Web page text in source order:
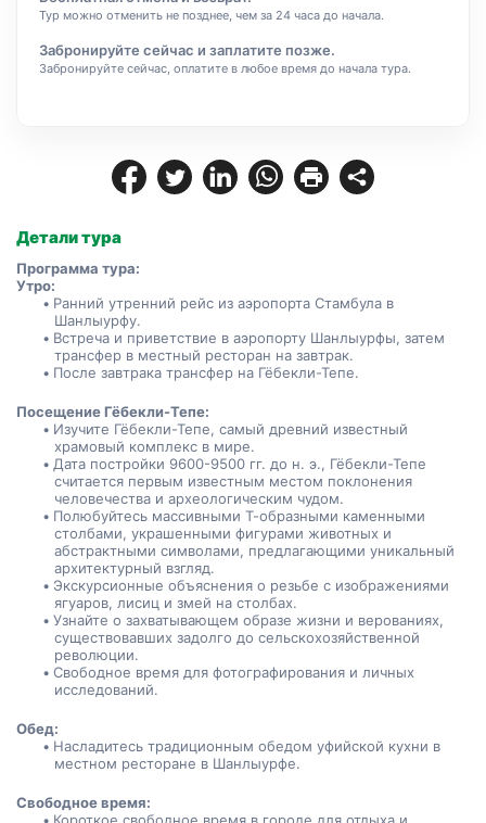
Детали тура
Программа тура:
Утро:
Ранний утренний рейс из аэропорта Стамбула в
Шанлыурфу.
Встреча и приветствие в аэропорту Шанлыурфы, затем
трансфер в местный ресторан на завтрак.
После завтрака трансфер на Гёбекли-Тепе.
Посещение Гёбекли-Тепе:
Изучите Гёбекли-Тепе, самый древний известный
храмовый комплекс в мире.
Дата постройки 9600-9500 гг. до н. э., Гёбекли-Тепе
считается первым известным местом поклонения
человечества и археологическим чудом.
Полюбуйтесь массивными Т-образными каменными
столбами, украшенными фигурами животных и
абстрактными символами, предлагающими уникальный
архитектурный взгляд.
Экскурсионные объяснения о резьбе с изображениями
ягуаров, лисиц и змей на столбах.
Узнайте о захватывающем образе жизни и верованиях,
существовавших задолго до сельскохозяйственной
революции.
Свободное время для фотографирования и личных
исследований.
Обед:
Насладитесь традиционным обедом уфийской кухни в
местном ресторане в Шанлыурфе.
Свободное время:
Тур можно отменить не позднее, чем за 24 часа до начала.
Забронируйте сейчас и заплатите позже.
Забронируйте сейчас, оплатите в любое время до начала тура.